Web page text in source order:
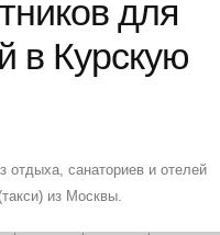
для
в Курскую
отдыха, санаториев и отелей
из Москвы.